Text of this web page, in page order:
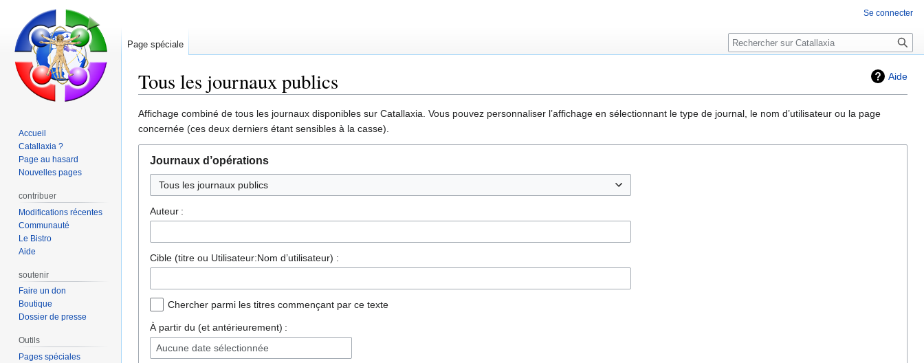
Aide
Tous les journaux publics
Aller
à
la
navigation
Aller
à
la
recherche
Affichage combiné de tous les journaux disponibles sur Catallaxia. Vous pouvez personnaliser l’affichage en sélectionnant le type de journal, le nom d’utilisateur ou la page
concernée (ces deux derniers étant sensibles à la casse).
Journaux d’opérations
Tous les journaux publics
Auteur :
Cible (titre ou Utilisateur:Nom d’utilisateur) :
Chercher parmi les titres commençant par ce texte
À partir du (et antérieurement) :
Aucune date sélectionnée
Se connecter
Page spéciale Rechercher
Accueil
Catallaxia ?
Page au hasard
Nouvelles pages
contribuer
Modifications récentes
Communauté
Le Bistro
Aide
soutenir
Faire un don
Boutique
Dossier de presse
Outils
Pages spéciales